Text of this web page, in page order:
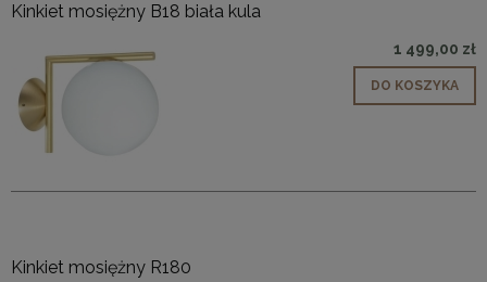
Kinkiet mosiężny B18 biała kula
1 499,00 zł
DO KOSZYKA
Kinkiet mosiężny R180